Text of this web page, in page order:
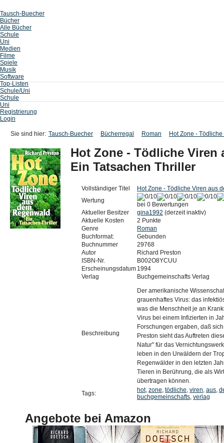
Tausch-Buecher
Bücher
Alle Bücher
Schule
Uni
Medien
Filme
Spiele
Musik
Software
Top-Listen
Schule/Uni
Schule
Uni
Registrierung
Login
Sie sind hier: Tausch-Buecher Bücherregal Roman Hot Zone -
Hot Zone - Tödliche Viren
Ein Tatsachen Thriller
Vollständiger Titel
Hot Zone - Tödliche Viren aus
Wertung
bei 0 Bewertungen
Aktueller Besitzer
gina1992 (derzeit inaktiv)
Aktuelle Kosten
2 Punkte
Genre
Roman
Buchformat:
Gebunden
Buchnummer
29768
Autor
Richard Preston
ISBN-Nr.
B002O8YCUU
Erscheinungsdatum 1994
Verlag
Buchgemeinschafts Verlag
Beschreibung
Der amerikanische
grauenhaftes Virus: das
was die Menschheit je an
Virus bei einem Infizierten in
Forschungen ergaben, daß
Preston sieht das Auftreten
Natur" für das
leben in den Urwäldern der
Regenwälder in den letzten
Tieren in Berührung, die als
übertragen können.
Tags:
hot, zone, tödliche, viren, aus,
buchgemeinschafts, verlag
Angebote bei Amazon